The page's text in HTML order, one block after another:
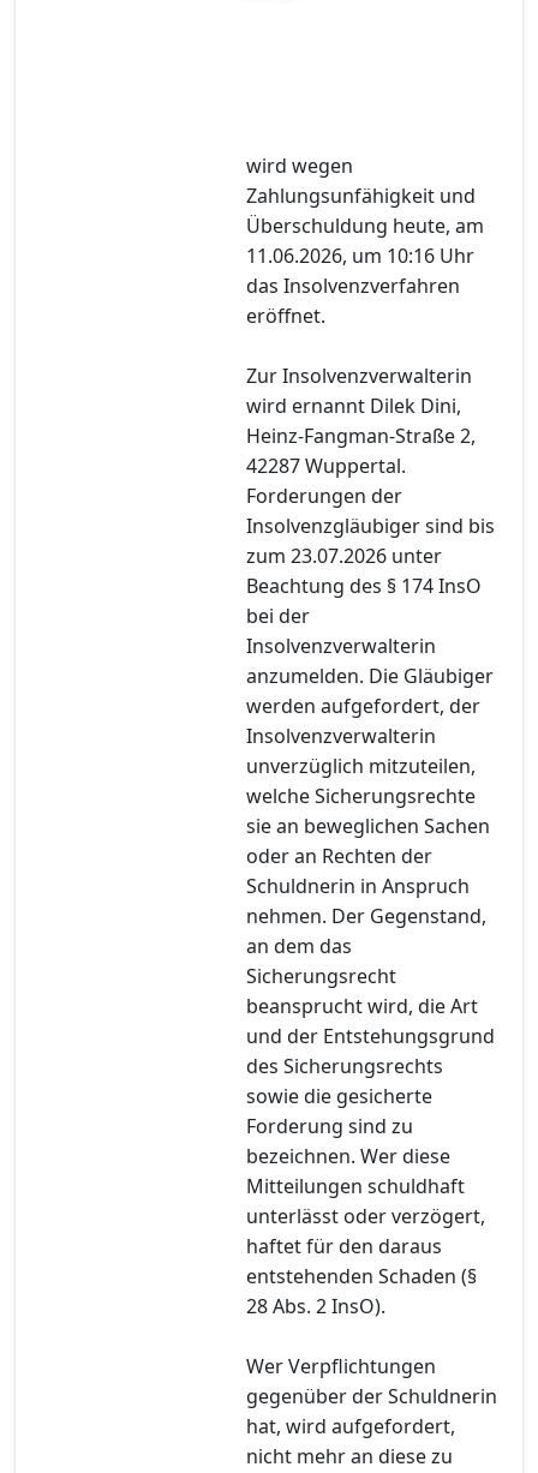
wird wegen
Zahlungsunfähigkeit und
Überschuldung heute, am
11.06.2026, um 10:16 Uhr
das Insolvenzverfahren
eröffnet.
Zur Insolvenzverwalterin
wird ernannt Dilek Dini,
Heinz-Fangman-Straße 2,
42287 Wuppertal.
Forderungen der
Insolvenzgläubiger sind bis
zum 23.07.2026 unter
Beachtung des § 174 InsO
bei der
Insolvenzverwalterin
anzumelden. Die Gläubiger
werden aufgefordert, der
Insolvenzverwalterin
unverzüglich mitzuteilen,
welche Sicherungsrechte
sie an beweglichen Sachen
oder an Rechten der
Schuldnerin in Anspruch
nehmen. Der Gegenstand,
an dem das
Sicherungsrecht
beansprucht wird, die Art
und der Entstehungsgrund
des Sicherungsrechts
sowie die gesicherte
Forderung sind zu
bezeichnen. Wer diese
Mitteilungen schuldhaft
unterlässt oder verzögert,
haftet für den daraus
entstehenden Schaden (§
28 Abs. 2 InsO).
Wer Verpflichtungen
gegenüber der Schuldnerin
hat, wird aufgefordert,
nicht mehr an diese zu